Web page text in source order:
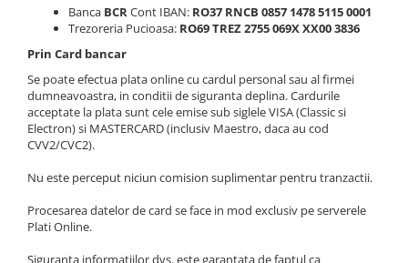
Cabluri optice
Cabluri semnalizare si control
Cabluri speciale
Conductori flexibili cupru
Conductori rigizi
Cabluri alarma
Cabluri boxe
Banca BCRCont IBAN: RO37 RNCB 0857 1478 5115 0001
Trezoreria Pucioasa: RO69 TREZ 2755 069X XX00 3836
Prin Card bancar
Se poate efectua plata online cu cardul personal sau al firmei
dumneavoastra, in conditii de siguranta deplina. Cardurile
acceptate la plata sunt cele emise sub siglele VISA (Classic si
Electron) si MASTERCARD (inclusiv Maestro, daca au cod
CVV2/CVC2).
Nu este perceput niciun comision suplimentar pentru tranzactii.
Procesarea datelor de card se face in mod exclusiv pe serverele
Plati Online.
Siguranta informatiilor dvs. este garantata de faptul ca